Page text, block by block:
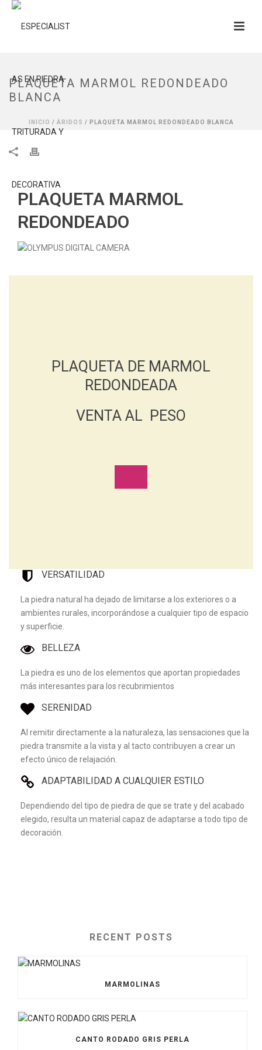
PLAQUETA MARMOL REDONDEADO
BLANCA
INICIO / ÁRIDOS / PLAQUETA MARMOL REDONDEADO BLANCA
PLAQUETA MARMOL
REDONDEADO
PLAQUETA DE MARMOL
REDONDEADA
VENTA AL PESO
VERSATILIDAD
La piedra natural ha dejado de limitarse a los exteriores o a
ambientes rurales, incorporándose a cualquier tipo de espacio
y superficie.
BELLEZA
La piedra es uno de los elementos que aportan propiedades
más interesantes para los recubrimientos
SERENIDAD
Al remitir directamente a la naturaleza, las sensaciones que la
piedra transmite a la vista y al tacto contribuyen a crear un
efecto único de relajación.
ADAPTABILIDAD A CUALQUIER ESTILO
Dependiendo del tipo de piedra de que se trate y del acabado
elegido, resulta un material capaz de adaptarse a todo tipo de
decoración.
RECENT POSTS
MARMOLINAS
CANTO RODADO GRIS PERLA